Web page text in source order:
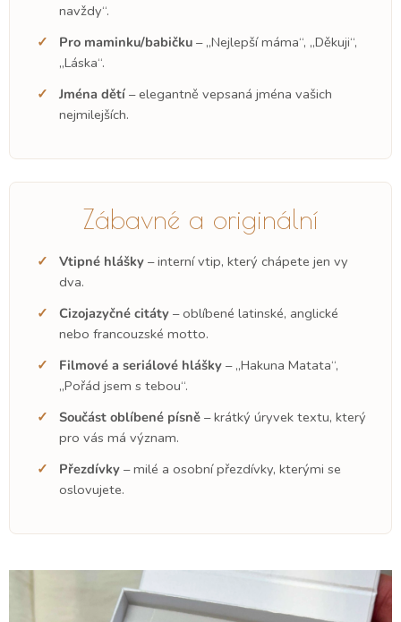
navždy“.
Pro maminku/babičku – „Nejlepší máma“, „Děkuji“,
„Láska“.
Jména dětí – elegantně vepsaná jména vašich
nejmilejších.
Zábavné a originální
Vtipné hlášky – interní vtip, který chápete jen vy
dva.
Cizojazyčné citáty – oblíbené latinské, anglické
nebo francouzské motto.
Filmové a seriálové hlášky – „Hakuna Matata“,
„Pořád jsem s tebou“.
Součást oblíbené písně – krátký úryvek textu, který
pro vás má význam.
Přezdívky – milé a osobní přezdívky, kterými se
oslovujete.